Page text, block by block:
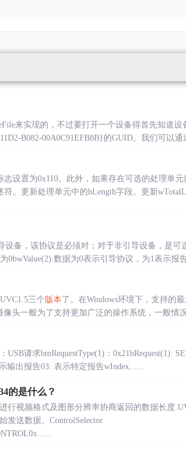
来实现的，不过要打开一个设备得首先知道
B082-00A0C91EFB8B}的GUID。我们可以
设置为0x110。此外，如果存在可选的处理单
符。更新处理单元中的bLength字段。更新
设备，该协议是必须对；对于非引导设备，是可
为0bwValue(2):数据为0表示引导协议，为1表示报
三个版本了。在Windows环境下，支持的
头一般为了支持更加广泛的操作系统，一般情
请求bmRequestType(1)：0x21bRequest(1):
输出报告03: 表示特定报告wIndex......
的是什么？
行视频格式及图形分辨率协商返回的数据长度
发送数据。ControlSelector